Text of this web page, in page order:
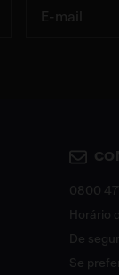
0800
Horário
De
Se